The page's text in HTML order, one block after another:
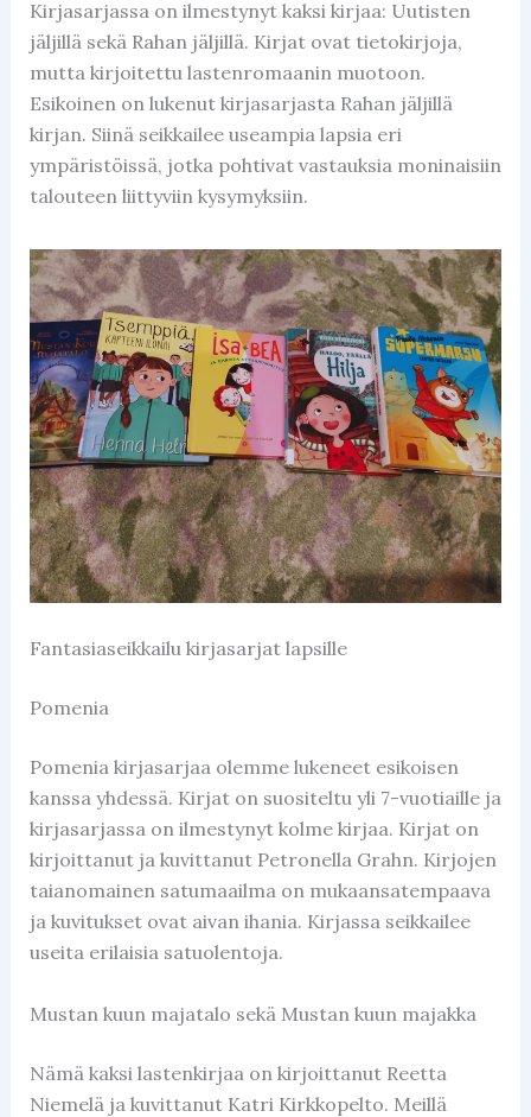
Kirjasarjassa on ilmestynyt kaksi kirjaa: Uutisten
jäljillä sekä Rahan jäljillä. Kirjat ovat tietokirjoja,
mutta kirjoitettu lastenromaanin muotoon.
Esikoinen on lukenut kirjasarjasta Rahan jäljillä
kirjan. Siinä seikkailee useampia lapsia eri
ympäristöissä, jotka pohtivat vastauksia moninaisiin
talouteen liittyviin kysymyksiin.
Fantasiaseikkailu kirjasarjat lapsille
Pomenia
Pomenia kirjasarjaa olemme lukeneet esikoisen
kanssa yhdessä. Kirjat on suositeltu yli 7-vuotiaille ja
kirjasarjassa on ilmestynyt kolme kirjaa. Kirjat on
kirjoittanut ja kuvittanut Petronella Grahn. Kirjojen
taianomainen satumaailma on mukaansatempaava
ja kuvitukset ovat aivan ihania. Kirjassa seikkailee
useita erilaisia satuolentoja.
Mustan kuun majatalo sekä Mustan kuun majakka
Nämä kaksi lastenkirjaa on kirjoittanut Reetta
Niemelä ja kuvittanut Katri Kirkkopelto. Meillä